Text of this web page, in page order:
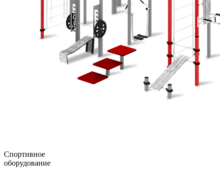
Спортивное
оборудование